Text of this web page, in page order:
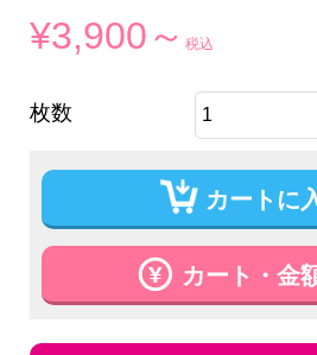
¥3,900～税込
枚数
カートに
カート・金